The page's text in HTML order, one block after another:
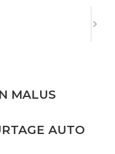
niché entre le
concentre une
et bien
habitants
rapport à la voiture
places de
automobile
Pourtant,
actifs du secteur ont
déplacements
Et c'est là que
MALUS
AUTO